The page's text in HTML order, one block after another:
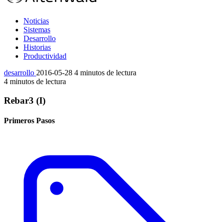
Noticias
Sistemas
Desarrollo
Historias
Productividad
desarrollo 2016-05-28 4 minutos de lectura
4 minutos de lectura
Rebar3 (I)
Primeros Pasos